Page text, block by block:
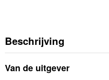
Beschrijving
Van de uitgever